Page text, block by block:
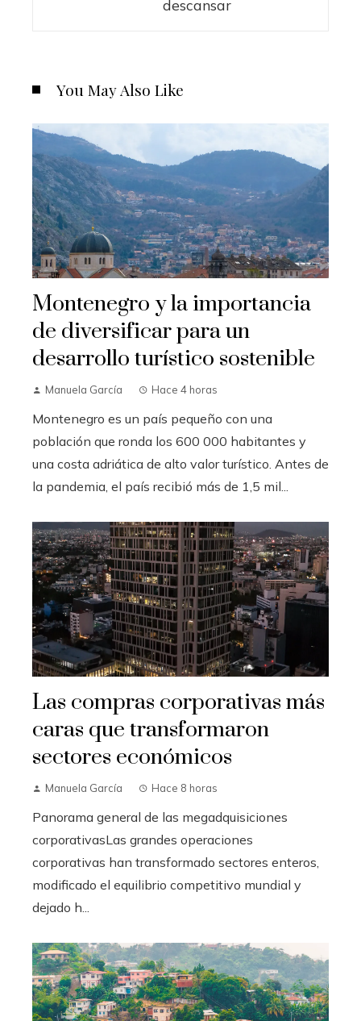
descansar
You May Also Like
Montenegro y la importancia
de diversificar para un
desarrollo turístico sostenible
Manuela García Hace 4 horas
Montenegro es un país pequeño con una
población que ronda los 600 000 habitantes y
una costa adriática de alto valor turístico. Antes de
la pandemia, el país recibió más de 1,5 mil...
Las compras corporativas más
caras que transformaron
sectores económicos
Manuela García Hace 8 horas
Panorama general de las megadquisiciones
corporativasLas grandes operaciones
corporativas han transformado sectores enteros,
modificado el equilibrio competitivo mundial y
dejado h...